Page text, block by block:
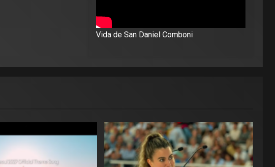
Vida de San Daniel Comboni